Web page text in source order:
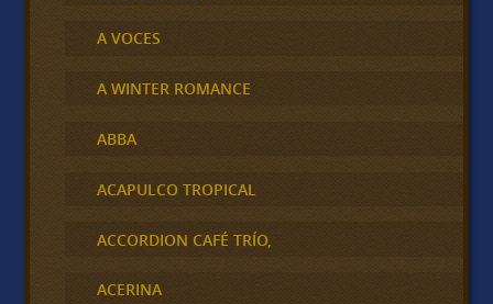
A VOCES
A WINTER ROMANCE
ABBA
ACAPULCO TROPICAL
ACCORDION CAFÉ TRÍO,
ACERINA